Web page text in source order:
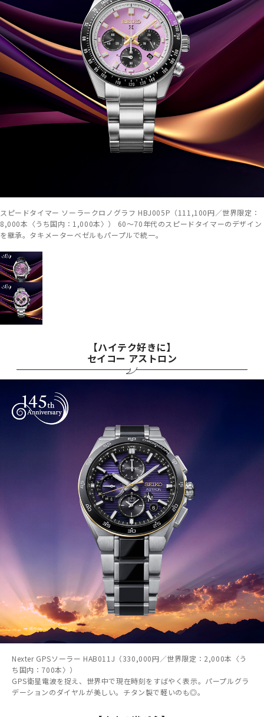
スピードタイマー ソーラークロノグラフ HBJ005P（111,100円／世界限定：
8,000本〈うち国内：1,000本〉） 60～70年代のスピードタイマーのデザイン
を継承。タキメーターベゼルもパープルで統一。
【ハイテク好きに】
セイコー アストロン
Nexter GPSソーラー HAB011J（330,000円／世界限定：2,000本〈う
ち国内：700本〉）
GPS衛星電波を捉え、世界中で現在時刻をすばやく表示。パープルグラ
デーションのダイヤルが美しい。チタン製で軽いのも◎。